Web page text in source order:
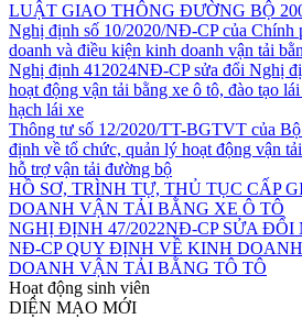
LUẬT GIAO THÔNG ĐƯỜNG BỘ
Nghị định số 10/2020/NĐ-CP của Chính
doanh và điều kiện kinh doanh vận tải
Nghị định 412024NĐ-CP sửa đổi Nghị
hoạt động vận tải bằng xe ô tô, đào tạo
hạch lái xe
Thông tư số 12/2020/TT-BGTVT của
định về tổ chức, quản lý hoạt động vận
hỗ trợ vận tải đường bộ
HỒ SƠ, TRÌNH TỰ, THỦ TỤC CẤP
DOANH VẬN TẢI BẰNG XE Ô TÔ
NGHỊ ĐỊNH 47/2022NĐ-CP SỬA ĐỔI
NĐ-CP QUY ĐỊNH VỀ KINH
DOANH VẬN TẢI BẰNG TÔ TÔ
Hoạt động sinh viên
DIỆN MẠO MỚI